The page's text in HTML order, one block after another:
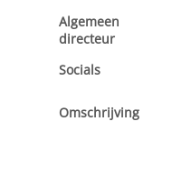
Algemeen
directeur
Socials
Omschrijving